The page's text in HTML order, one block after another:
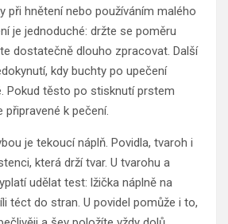
při hnětení nebo používáním malého
je jednoduché: držte se poměru
dostatečně dlouho zpracovat. Další
kdy buchty po upečení
Pokud těsto po stisknutí prstem
připravené k pečení.
je tekoucí náplň. Povidla, tvaroh i
která drží tvar. U tvarohu a
udělat test: lžička náplně na
téct do stran. U povidel pomůže i to,